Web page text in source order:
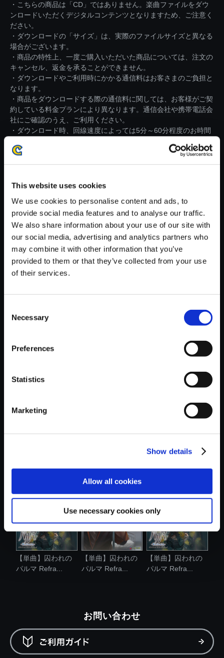
This website uses cookies
We use cookies to personalise content and ads, to
provide social media features and to analyse our traffic.
We also share information about your use of our site with
our social media, advertising and analytics partners who
may combine it with other information that you’ve
provided to them or that they’ve collected from your use
of their services.
Selection
Necessary
Preferences
Statistics
Marketing
Show details
Allow all cookies
Use necessary cookies only
・こちらの商品は「CD」ではありません。楽曲ファイルをダウ
ンロードいただくデジタルコンテンツとなりますため、ご注意く
ださい。
・ダウンロードの「サイズ」は、実際のファイルサイズと異なる
場合がございます。
・商品の特性上、一度ご購入いただいた商品については、注文の
キャンセル、返金を承ることができません。
・ダウンロードやご利用時にかかる通信料はお客さまのご負担と
なります。
・商品をダウンロードする際の通信料に関しては、お客様がご契
約している料金プランにより異なります。通信会社や携帯電話会
社にご確認のうえ、ご利用ください。
・ダウンロード時、回線速度によっては5分～60分程度のお時間
※ご購入いただいたファイルのダウンロードの際には、通信環境
【単曲】囚われのパルマ Refrai
n オリジナル・サウンドトラッ
ク 兆し
おすすめ商品
れのパルマ R...
パルマ Refra...
パルマ Refra...
【単曲】囚われの
パルマ Refra...
【単曲】囚われの
パルマ Refra...
【単曲】囚われの
パルマ Refra...
お問い合わせ